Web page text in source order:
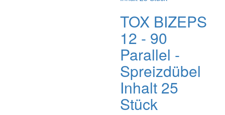
TOX BIZEPS
12 - 90
Parallel -
Spreizdübel
Inhalt 25
Stück